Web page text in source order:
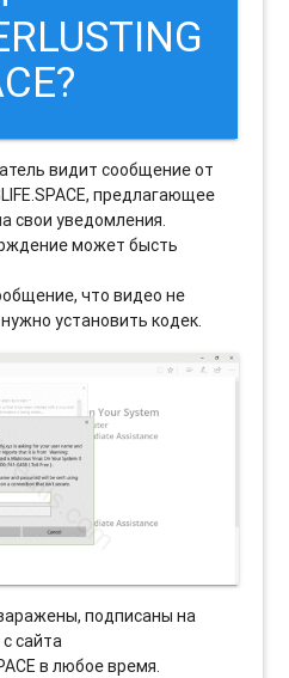
видит сообщение от
предлагающее
свои уведомления.
может бысть
что видео не
установить кодек.
подписаны на
сайта
в любое время.